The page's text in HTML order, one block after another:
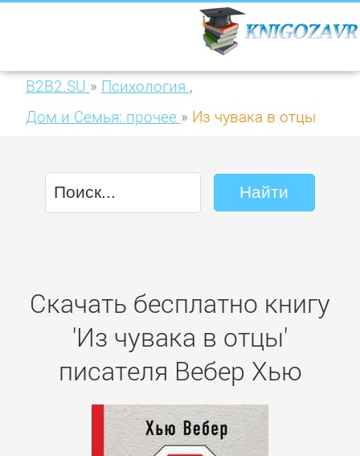
B2B2.SU » Психология ,
Дом и Семья: прочее » Из чувака в отцы
Скачать бесплатно книгу
'Из чувака в отцы'
писателя Вебер Хью